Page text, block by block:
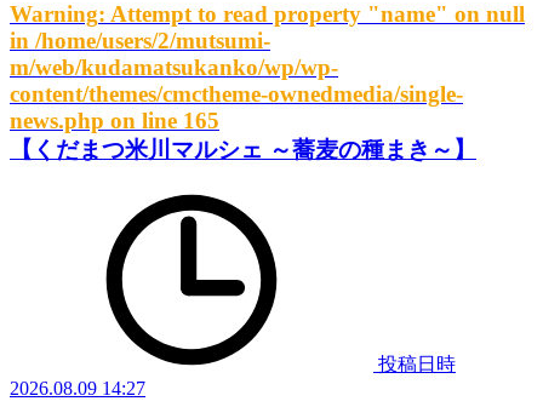
Warning: Attempt to read property "name" on null
in /home/users/2/mutsumi-
m/web/kudamatsukanko/wp/wp-
content/themes/cmctheme-ownedmedia/single-
news.php on line 165
【くだまつ米川マルシェ ～蕎麦の種まき～】
投稿日時
2026.08.09 14:27